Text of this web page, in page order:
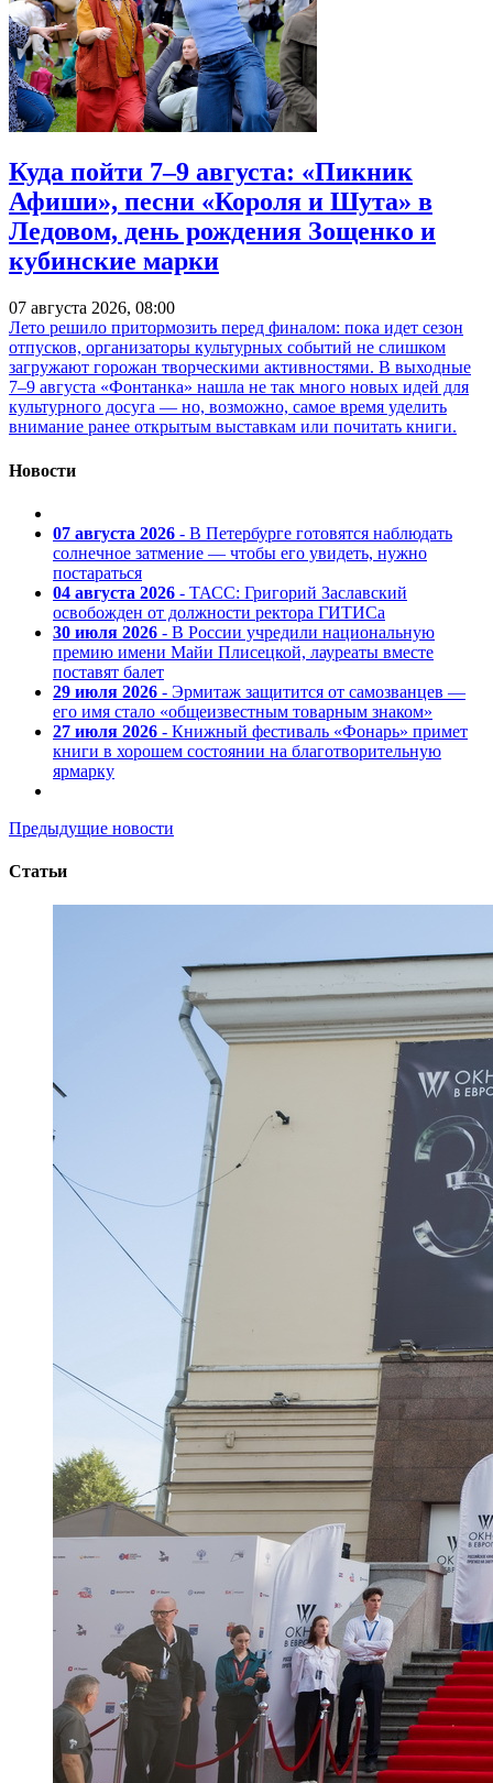
Куда пойти 7–9 августа: «Пикник
Афиши», песни «Короля и Шута» в
Ледовом, день рождения Зощенко и
кубинские марки
07 августа 2026, 08:00
Лето решило притормозить перед финалом: пока идет сезон
отпусков, организаторы культурных событий не слишком
загружают горожан творческими активностями. В выходные
7–9 августа «Фонтанка» нашла не так много новых идей для
культурного досуга — но, возможно, самое время уделить
внимание ранее открытым выставкам или почитать книги.
Новости
07 августа 2026 - В Петербурге готовятся наблюдать
солнечное затмение — чтобы его увидеть, нужно
постараться
04 августа 2026 - ТАСС: Григорий Заславский
освобожден от должности ректора ГИТИСа
30 июля 2026 - В России учредили национальную
премию имени Майи Плисецкой, лауреаты вместе
поставят балет
29 июля 2026 - Эрмитаж защитится от самозванцев —
его имя стало «общеизвестным товарным знаком»
27 июля 2026 - Книжный фестиваль «Фонарь» примет
книги в хорошем состоянии на благотворительную
ярмарку
Предыдущие новости
Статьи